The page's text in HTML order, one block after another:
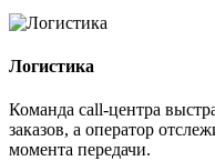
Логистика
Команда call-центра
заказов, а оператор
момента передачи.